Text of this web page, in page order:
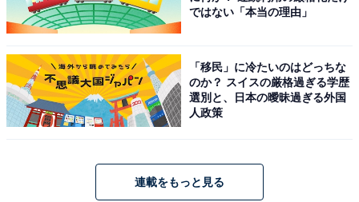
1 2
ではない「本当の理由」
「移民」に冷たいのはどっちな
のか？ スイスの厳格過ぎる学歴
選別と、日本の曖昧過ぎる外国
人政策
連載をもっと見る